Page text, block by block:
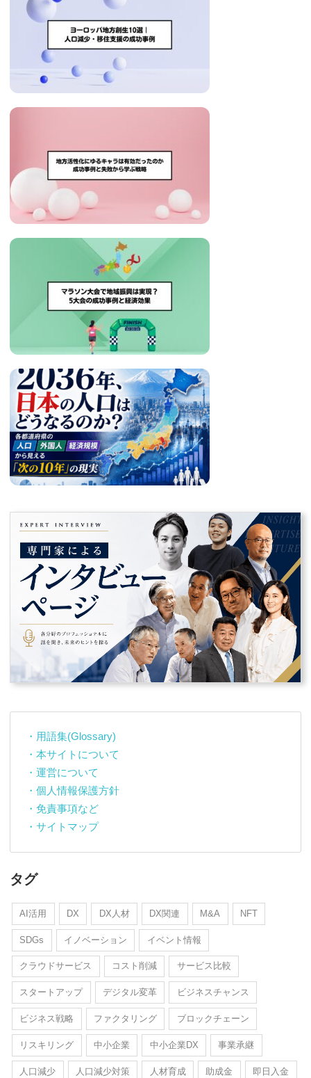
・用語集(Glossary)
・本サイトについて
・運営について
・個人情報保護方針
・免責事項など
・サイトマップ
タグ
AI活用 DX DX人材 DX関連 M&A NFT
SDGs イノベーション イベント情報
クラウドサービス コスト削減 サービス比較
スタートアップ デジタル変革 ビジネスチャンス
ビジネス戦略 ファクタリング ブロックチェーン
リスキリング 中小企業 中小企業DX 事業承継
人口減少 人口減少対策 人材育成 助成金 即日入金